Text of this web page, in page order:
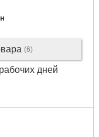
(6)
дней